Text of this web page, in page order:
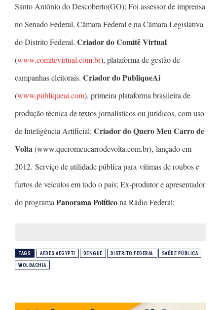
Santo Antônio do Descoberto(GO); Foi assessor de imprensa
no Senado Federal, Câmara Federal e na Câmara Legislativa
do Distrito Federal. Criador do Comitê Virtual
(www.comitevirtual.com.br), plataforma de gestão de
campanhas eleitorais. Criador do PubliqueAi
(www.publiqueai.com), primeira plataforma brasileira de
produção técnica de textos jornalísticos ou jurídicos, com uso
de Inteligência Artificial; Criador do Quero Meu Carro de
Volta(www.queromeucarrodevolta.com.br), lançado em
2012. Serviço de utilidade pública para vítimas de roubos e
furtos de veículos em todo o país; Ex-produtor e apresentador
do programa Panorama Políticona Rádio Federal;
TAGS AEDES AEGYPTI DENGUE DISTRITO FEDERAL SAÚDE PÚBLICA
WOLBACHIA